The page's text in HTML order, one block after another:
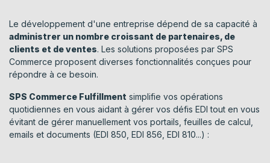
Le développement d'une entreprise dépend de sa capacité à
administrer un nombre croissant de partenaires, de
clients et de ventes. Les solutions proposées par SPS
Commerce proposent diverses fonctionnalités conçues pour
répondre à ce besoin.
SPS Commerce Fulfillment simplifie vos opérations
quotidiennes en vous aidant à gérer vos défis EDI tout en vous
évitant de gérer manuellement vos portails, feuilles de calcul,
emails et documents (EDI 850, EDI 856, EDI 810...) :